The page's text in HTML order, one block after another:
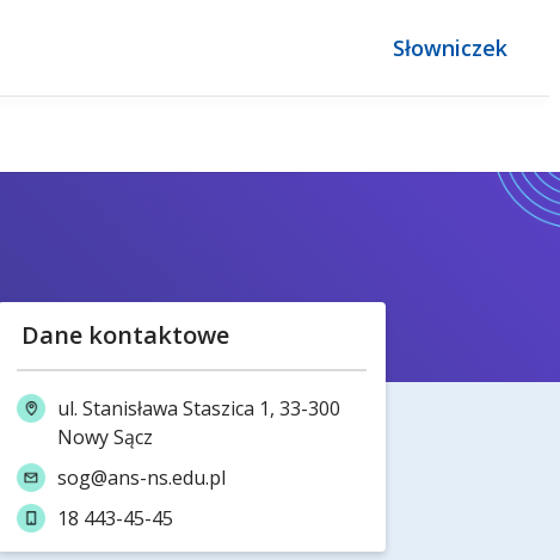
Słowniczek
Dane kontaktowe
ul. Stanisława Staszica 1, 33-300
Nowy Sącz
sog@ans-ns.edu.pl
18 443-45-45